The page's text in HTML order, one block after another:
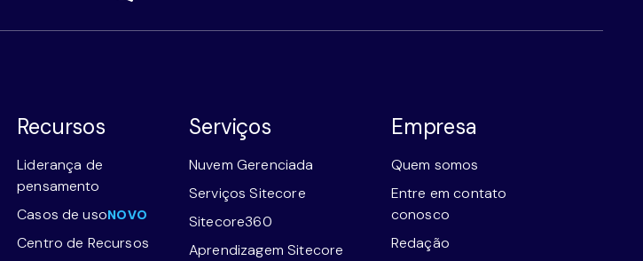
Recursos
Liderança de
pensamento
Casos de usoNOVO
Centro de Recursos
Serviços
Nuvem Gerenciada
Serviços Sitecore
Sitecore360
Aprendizagem Sitecore
Empresa
Quem somos
Entre em contato
conosco
Redação